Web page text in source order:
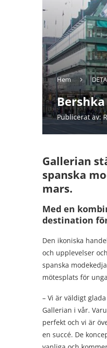
Hem
Publicerat av:
Gallerian
spanska
mars.
Med en
destination
Den ikoniska
och upplevelser
spanska
mötesplats för
– Vi är väldigt
Gallerian i vår.
perfekt och vi är
en succé. De